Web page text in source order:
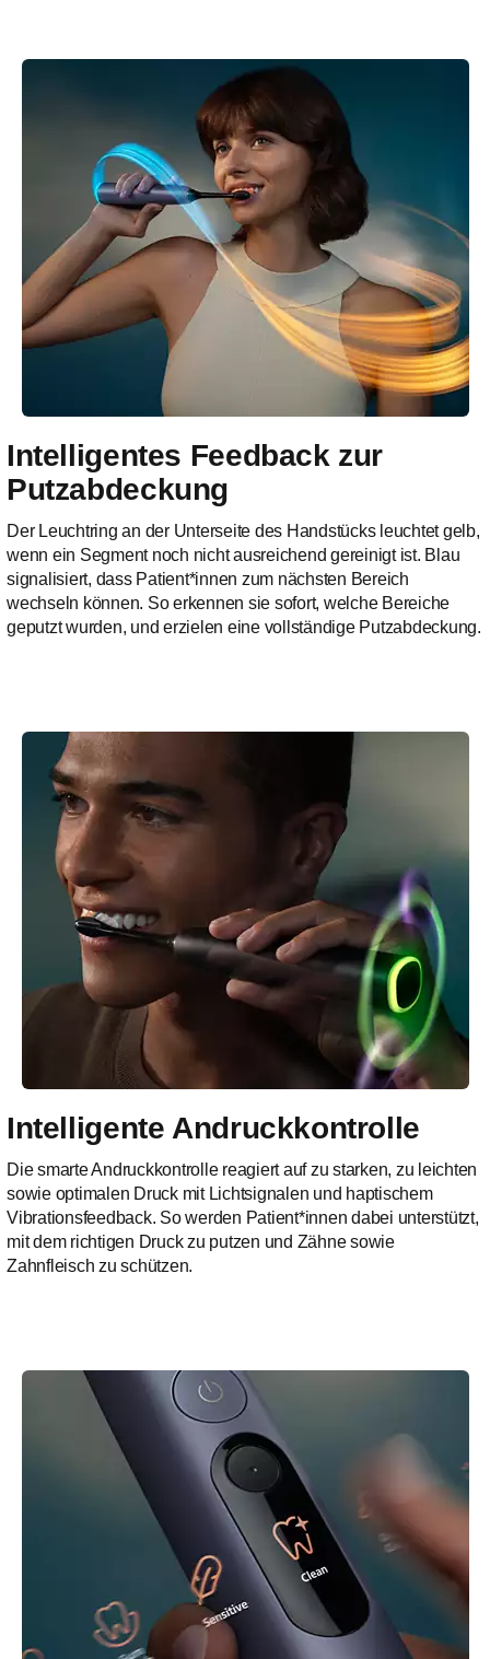
Intelligentes Feedback zur
Putzabdeckung
Der Leuchtring an der Unterseite des Handstücks leuchtet gelb,
wenn ein Segment noch nicht ausreichend gereinigt ist. Blau
signalisiert, dass Patient*innen zum nächsten Bereich
wechseln können. So erkennen sie sofort, welche Bereiche
geputzt wurden, und erzielen eine vollständige Putzabdeckung.
Intelligente Andruckkontrolle
Die smarte Andruckkontrolle reagiert auf zu starken, zu leichten
sowie optimalen Druck mit Lichtsignalen und haptischem
Vibrationsfeedback. So werden Patient*innen dabei unterstützt,
mit dem richtigen Druck zu putzen und Zähne sowie
Zahnfleisch zu schützen.